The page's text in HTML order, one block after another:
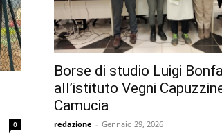
0
Borse di studio Luigi
all’istituto Vegni
Camucia
redazione - Gennaio 29, 2026